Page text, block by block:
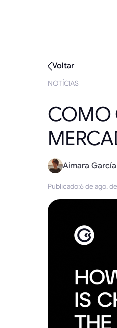
Voltar
NOTÍCIAS
COMO
Aimara
Publicado:6 de ago.